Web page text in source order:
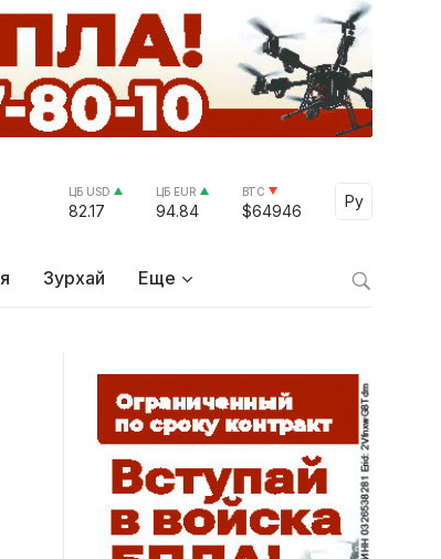
ЦБ USD
82.17
ЦБ EUR
94.84
BTC
$64946
Ру
Select
Зурхай Еще